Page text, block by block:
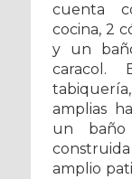
cuenta
cocina, 2
y un
caracol.
amplias
un baño
amplio